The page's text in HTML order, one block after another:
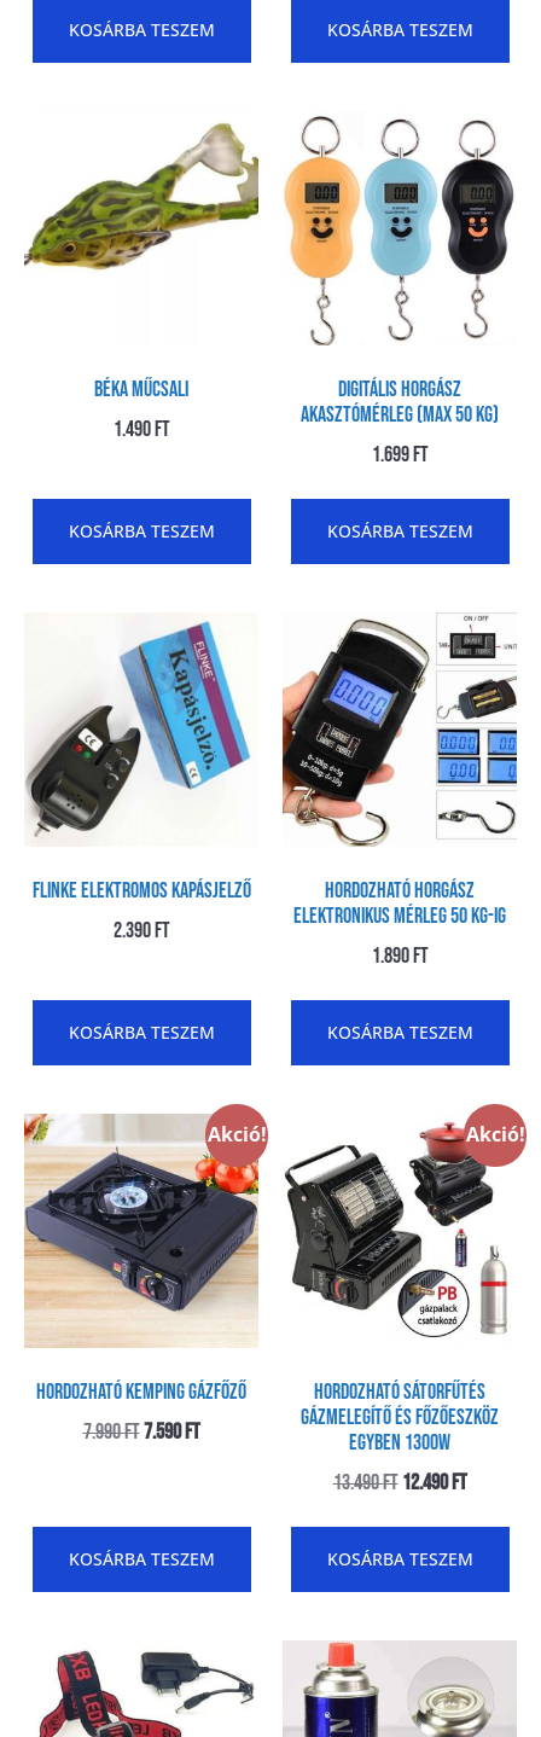
KOSÁRBA TESZEM KOSÁRBA TESZEM
Béka műcsali
1.490 Ft
KOSÁRBA TESZEM
Digitális Horgász
akasztómérleg (max 50 kg)
1.699 Ft
KOSÁRBA TESZEM
FLINKE ELEKTROMOS KAPÁSJELZŐ
2.390 Ft
KOSÁRBA TESZEM
Hordozható Horgász
elektronikus mérleg 50 kg-ig
1.890 Ft
KOSÁRBA TESZEM
Akció!
Hordozható Kemping gázfőző
7.990Ft7.590 Ft
KOSÁRBA TESZEM
Akció!
Hordozható Sátorfűtés
gázmelegítő és Főzőeszköz
egyben 1300W
13.490Ft 12.490 Ft
KOSÁRBA TESZEM